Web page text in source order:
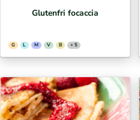
Glutenfri focaccia
G L M V B + 5